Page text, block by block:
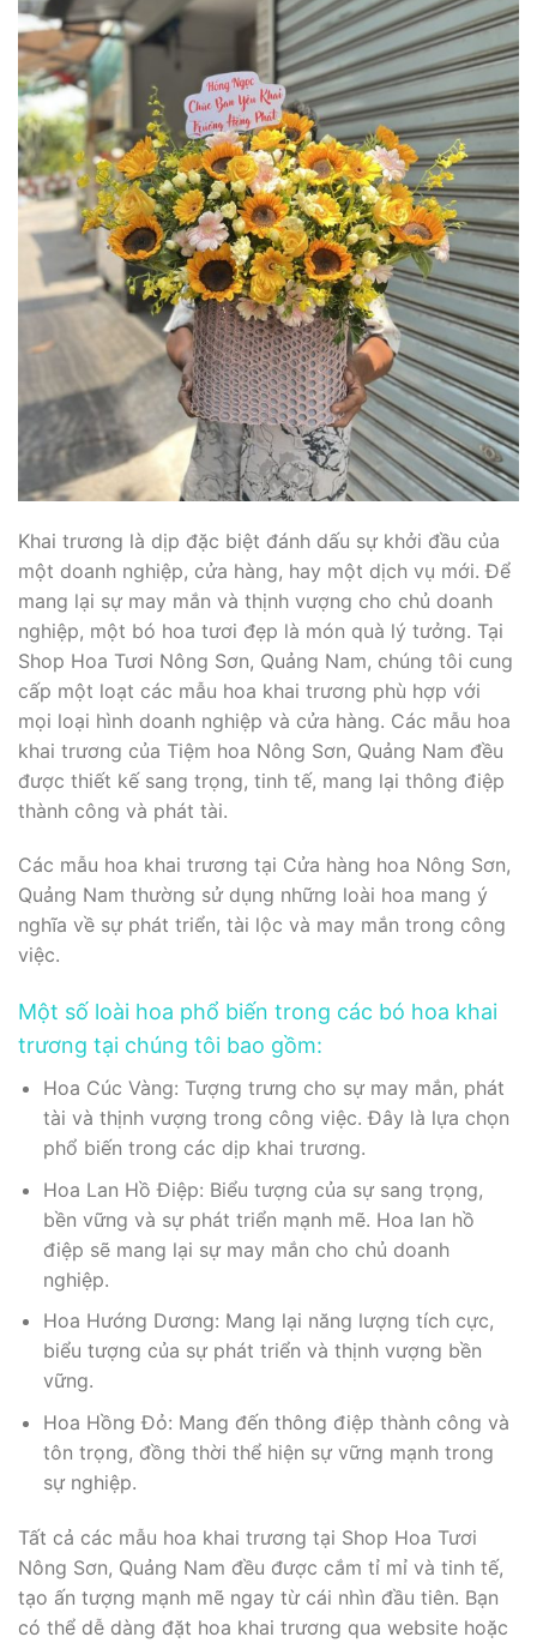
Khai trương là dịp đặc biệt đánh dấu sự khởi đầu của
một doanh nghiệp, cửa hàng, hay một dịch vụ mới. Để
mang lại sự may mắn và thịnh vượng cho chủ doanh
nghiệp, một bó hoa tươi đẹp là món quà lý tưởng. Tại
Shop Hoa Tươi Nông Sơn, Quảng Nam, chúng tôi cung
cấp một loạt các mẫu hoa khai trương phù hợp với
mọi loại hình doanh nghiệp và cửa hàng. Các mẫu hoa
khai trương của Tiệm hoa Nông Sơn, Quảng Nam đều
được thiết kế sang trọng, tinh tế, mang lại thông điệp
thành công và phát tài.
Các mẫu hoa khai trương tại Cửa hàng hoa Nông Sơn,
Quảng Nam thường sử dụng những loài hoa mang ý
nghĩa về sự phát triển, tài lộc và may mắn trong công
việc.
Một số loài hoa phổ biến trong các bó hoa khai
trương tại chúng tôi bao gồm:
Hoa Cúc Vàng: Tượng trưng cho sự may mắn, phát
tài và thịnh vượng trong công việc. Đây là lựa chọn
phổ biến trong các dịp khai trương.
Hoa Lan Hồ Điệp: Biểu tượng của sự sang trọng,
bền vững và sự phát triển mạnh mẽ. Hoa lan hồ
điệp sẽ mang lại sự may mắn cho chủ doanh
nghiệp.
Hoa Hướng Dương: Mang lại năng lượng tích cực,
biểu tượng của sự phát triển và thịnh vượng bền
vững.
Hoa Hồng Đỏ: Mang đến thông điệp thành công và
tôn trọng, đồng thời thể hiện sự vững mạnh trong
sự nghiệp.
Tất cả các mẫu hoa khai trương tại Shop Hoa Tươi
Nông Sơn, Quảng Nam đều được cắm tỉ mỉ và tinh tế,
tạo ấn tượng mạnh mẽ ngay từ cái nhìn đầu tiên. Bạn
có thể dễ dàng đặt hoa khai trương qua website hoặc